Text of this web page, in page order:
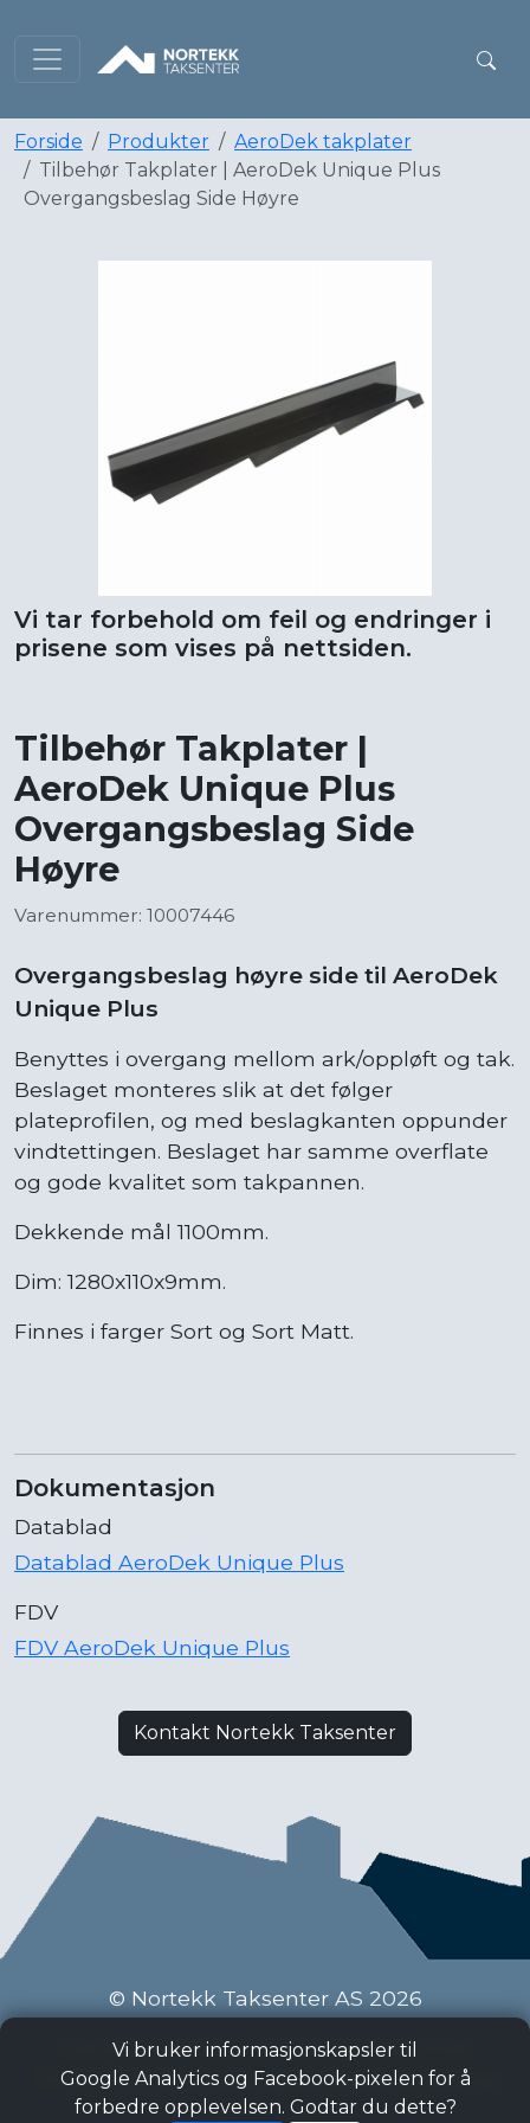
Forside Produkter
AeroDek takplater
Tilbehør Takplater | AeroDek Unique Plus
Overgangsbeslag Side Høyre
Vi tar forbehold om feil og endringer i
prisene som vises på nettsiden.
Tilbehør Takplater |
AeroDek Unique Plus
Overgangsbeslag Side
Høyre
Varenummer: 10007446
Overgangsbeslag høyre side til AeroDek
Unique Plus
Benyttes i overgang mellom ark/oppløft og tak.
Beslaget monteres slik at det følger
plateprofilen, og med beslagkanten oppunder
vindtettingen. Beslaget har samme overflate
og gode kvalitet som takpannen.
Dekkende mål 1100mm.
Dim: 1280x110x9mm.
Finnes i farger Sort og Sort Matt.
Dokumentasjon
Datablad
Datablad AeroDek Unique Plus
FDV
FDV AeroDek Unique Plus
Kontakt Nortekk Taksenter
© Nortekk Taksenter AS 2026
Industriveien 9 C, 2020 Skedsmokorset
Tlf:63 87 15 50, Epost:taksenter@nortekk.no
Vi bruker informasjonskapsler til
Google Analytics og Facebook-pixelen for å
forbedre opplevelsen. Godtar du dette?